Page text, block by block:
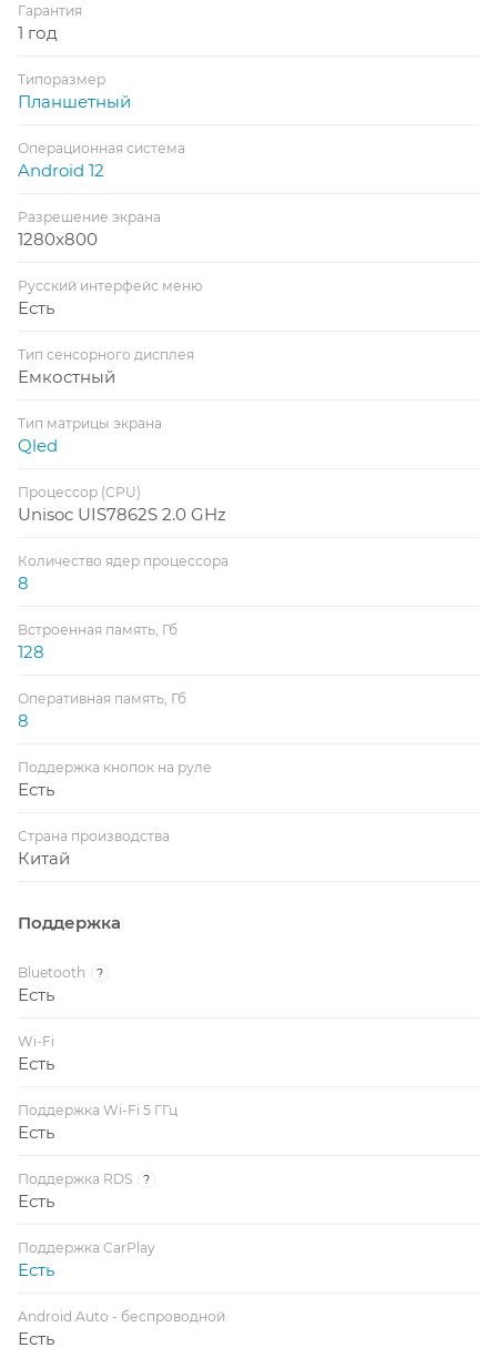
Гарантия
1 год
Типоразмер
Планшетный
Операционная система
Android 12
Разрешение экрана
1280x800
Русский интерфейс меню
Есть
Тип сенсорного дисплея
Емкостный
Тип матрицы экрана
Qled
Процессор (CPU)
Unisoc UIS7862S 2.0 GHz
Количество ядер процессора
8
Встроенная память, Гб
128
Оперативная память, Гб
8
Поддержка кнопок на руле
Есть
Страна производства
Китай
Поддержка
Bluetooth ?
Есть
Wi-Fi
Есть
Поддержка Wi-Fi 5 ГГц
Есть
Поддержка RDS ?
Есть
Поддержка CarPlay
Есть
Android Auto - беспроводной
Есть